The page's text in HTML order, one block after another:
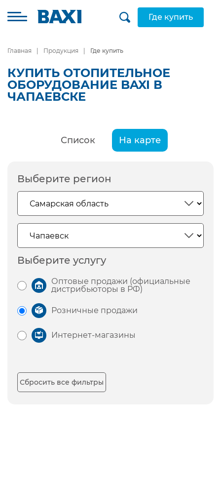
Где купить
Главная Продукция Где купить
КУПИТЬ ОТОПИТЕЛЬНОЕ
ОБОРУДОВАНИЕ BAXI В
ЧАПАЕВСКЕ
Список На карте
Выберите регион
Выберите услугу
Оптовые продажи (официальные
дистрибьюторы в РФ)
Розничные продажи
Интернет-магазины
Сбросить все фильтры